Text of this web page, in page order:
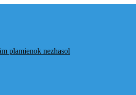
plamienok nezhasol